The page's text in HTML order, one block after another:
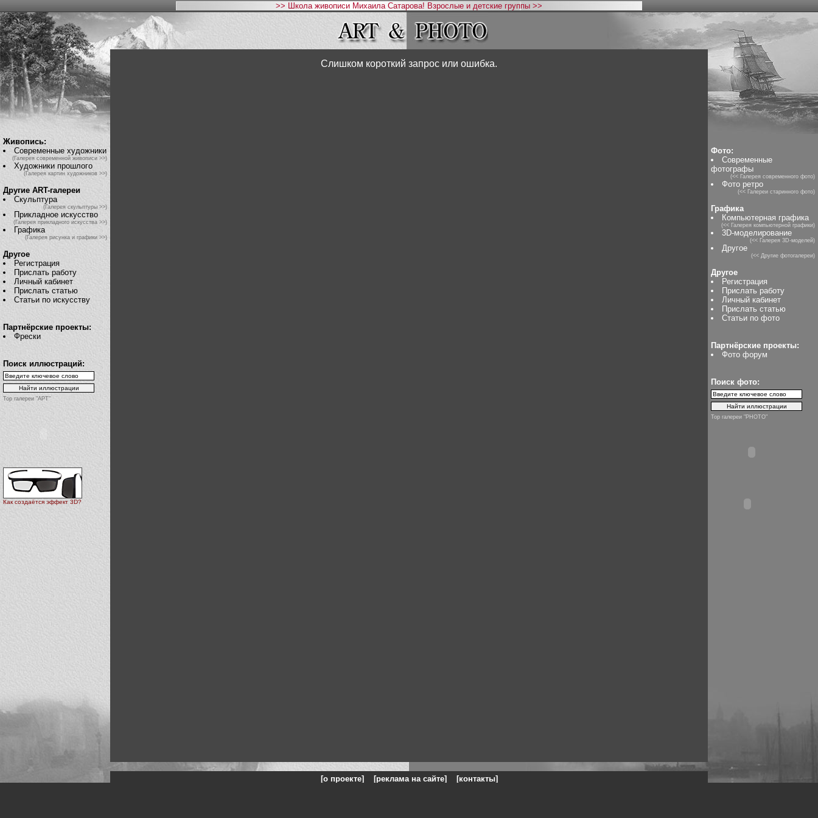
>> Школа живописи Михаила Сатарова! Взрослые и детские группы >>
Живопись:
Современные художники
(Галерея современной живописи >>)
Художники прошлого
(Галерея картин художников >>)
Другие ART-галереи
Скульптура
(Галерея скульптуры >>)
Прикладное искусство
(Галерея прикладного искусства >>)
Графика
(Галерея рисунка и графики >>)
Другое
Регистрация
Прислать работу
Личный кабинет
Прислать статью
Статьи по искусству
Партнёрские проекты:
Фрески
Поиск иллюстраций:
Top галереи "АРТ"
Как создаётся эффект 3D?
Слишком короткий запрос или ошибка.
Фото:
Современные
фотографы
(<< Галерея современного фото)
Фото ретро
(<< Галереи старинного фото)
Графика
Компьютерная графика
(<< Галерея компьютерной графики)
3D-моделирование
(<< Галерея 3D-моделей)
Другое
(<< Другие фотогалереи)
Другое
Регистрация
Прислать работу
Личный кабинет
Прислать статью
Статьи по фото
Партнёрские проекты:
Фото форум
Поиск фото:
Top галереи "PHOTO"
[о проекте] [реклама на сайте] [контакты]